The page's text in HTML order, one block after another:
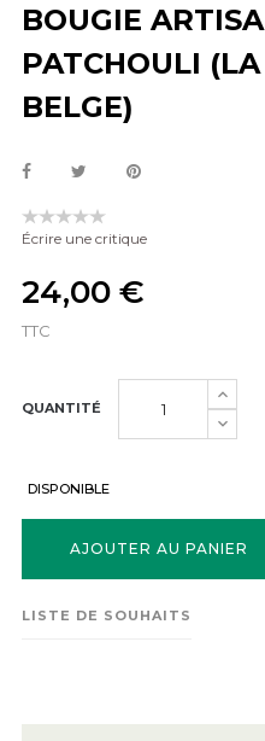
BOUGIE
PATCHOULI
BELGE)
Écrire une critique
24,00 €
TTC
QUANTITÉ
DISPONIBLE
AJOUTER AU PANIER
LISTE DE SOUHAITS